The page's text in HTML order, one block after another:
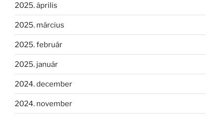
2025. április
2025. március
2025. február
2025. január
2024. december
2024. november